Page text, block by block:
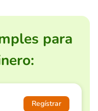
para
Regístrar